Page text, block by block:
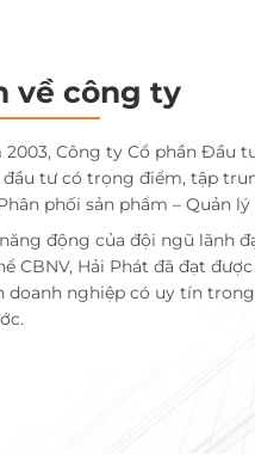
về công ty
2003, Công ty Cổ phần Đầu
tư có trọng điểm, tập
phối sản phẩm – Quản
động của đội ngũ lãnh
CBNV, Hải Phát đã đạt
doanh nghiệp có uy tín